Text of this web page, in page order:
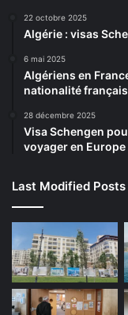
22 octobre 2025
Algérie : visas
6 mai 2025
Algériens en
nationalité
28 décembre 2025
Visa Schengen
voyager en Europe
Last Modified Posts